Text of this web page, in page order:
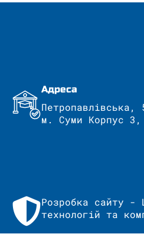
Адреса
Петропавлівська,
м. Суми Корпус
Розробка сайту -
технологій та